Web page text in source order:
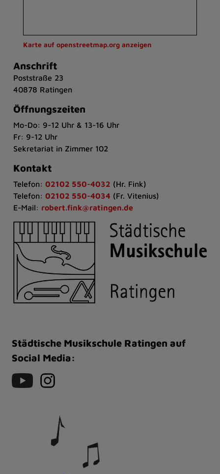
Karte auf openstreetmap.org anzeigen
Anschrift
Poststraße 23
40878 Ratingen
Öffnungszeiten
Mo-Do: 9-12 Uhr & 13-16 Uhr
Fr: 9-12 Uhr
Sekretariat in Zimmer 102
Kontakt
Telefon: 02102 550-4032 (Hr. Fink)
Telefon: 02102 550-4034 (Fr. Vitenius)
E-Mail: robert.fink@ratingen.de
Städtische Musikschule Ratingen auf
Social Media: